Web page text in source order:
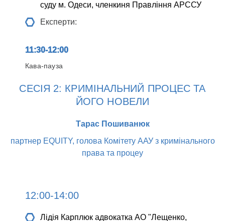
суду м. Одеси, членкиня Правління АРССУ
Експерти:
11:30-12:00
Кава-пауза
СЕСІЯ 2: КРИМІНАЛЬНИЙ ПРОЦЕС ТА
ЙОГО НОВЕЛИ
Тарас Пошиванюк
партнер EQUITY, голова Комітету ААУ з кримінального
права та процеу
12:00-14:00
Лідія Карплюк адвокатка АО "Лещенко,